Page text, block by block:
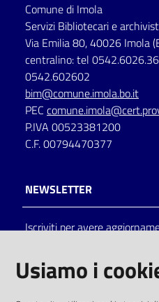
lettura
Seguici
su
Catalogo
on line
Comune di Imola
Servizi Bibliotecari e
Via Emilia 80, 40026 Imola
centralino: tel
0542.602602
bim@comune.imola.bo.it
PEC
P.IVA 00523381200
C.F. 00794470377
NEWSLETTER
Iscriviti per avere
Usiamo i